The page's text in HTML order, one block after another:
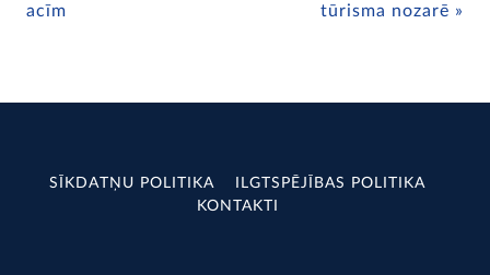
acīm
tūrisma nozarē
SĪKDATŅU POLITIKA
ILGTSPĒJĪBAS POLITIKA
KONTAKTI